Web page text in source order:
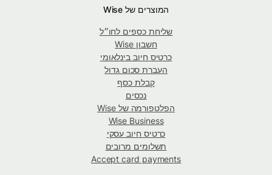
המוצרים של Wise
שליחת כספים לחו״ל
חשבון Wise
כרטיס חיוב בינלאומי
העברת סכום גדול
קבלת כסף
נכסים
הפלטפורמה של Wise
Wise Business
כרטיס חיוב עסקי
תשלומים מרובים
Accept card payments